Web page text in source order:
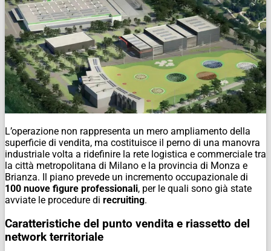
L’operazione non rappresenta un mero ampliamento della
superficie di vendita, ma costituisce il perno di una manovra
industriale volta a ridefinire la rete logistica e commerciale tra
la città metropolitana di Milano e la provincia di Monza e
Brianza. Il piano prevede un incremento occupazionale di
100 nuove figure professionali, per le quali sono già state
avviate le procedure di recruiting.
Caratteristiche del punto vendita e riassetto del
network territoriale